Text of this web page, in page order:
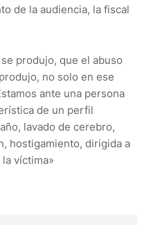
de la audiencia, la fiscal
produjo, que el abuso
no solo en ese
ante una persona
de un perfil
lavado de cerebro,
hostigamiento, dirigida a
víctima»